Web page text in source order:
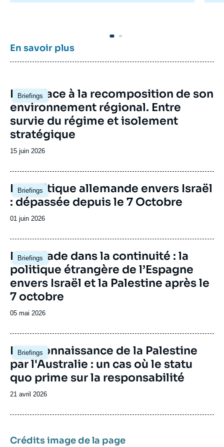
recompositions diplomatiques), et également
économiques avec l’Europe et avec l’Afrique
sub-saharienne…).
En savoir plus
Briefings
Image
principale
L’Iran face à la recomposition de son
environnement régional. Entre
survie du régime et isolement
stratégique
Date
publication
15 juin 2026
Briefings
Image
principale
La politique allemande envers Israël
: dépassée depuis le 7 Octobre
Date
publication
01 juin 2026
Briefings
Image
principale
L'escalade dans la continuité : la
politique étrangère de l’Espagne
envers Israël et la Palestine après le
7 octobre
Date
publication
05 mai 2026
Briefings
Image
principale
La reconnaissance de la Palestine
par l'Australie : un cas où le statu
quo prime sur la responsabilité
Date
publication
21 avril 2026
Crédits image de la page